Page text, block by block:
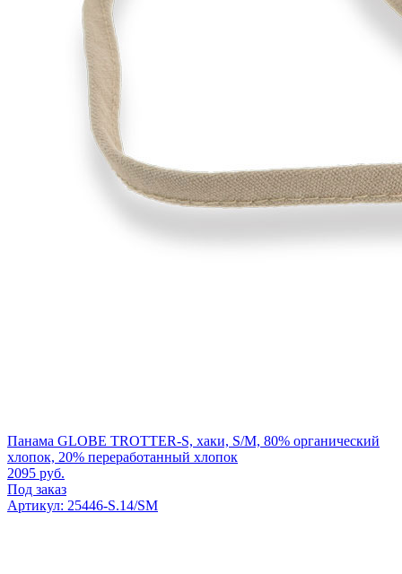
Панама GLOBE TROTTER-S, хаки, S/M, 80% органический
хлопок, 20% переработанный хлопок
2095 руб.
Под заказ
Артикул: 25446-S.14/SM